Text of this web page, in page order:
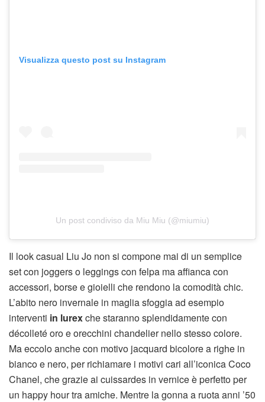
Visualizza questo post su Instagram
Un post condiviso da Miu Miu (@miumiu)
Il look casual Liu Jo non si compone mai di un semplice
set con joggers o leggings con felpa ma affianca con
accessori, borse e gioielli che rendono la comodità chic.
L’abito nero invernale in maglia sfoggia ad esempio
interventi in lurexche staranno splendidamente con
décolleté oro e orecchini chandelier nello stesso colore.
Ma eccolo anche con motivo jacquard bicolore a righe in
bianco e nero, per richiamare i motivi cari all’iconica Coco
Chanel, che grazie ai cuissardes in vernice è perfetto per
un happy hour tra amiche. Mentre la gonna a ruota anni ’50